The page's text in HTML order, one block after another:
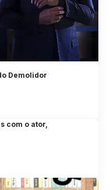
Demolidor
com o ator,